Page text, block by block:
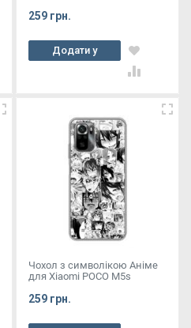
259 грн.
Додати у
кошик
Чохол з символікою Аніме
для Xiaomi POCO M5s
259 грн.